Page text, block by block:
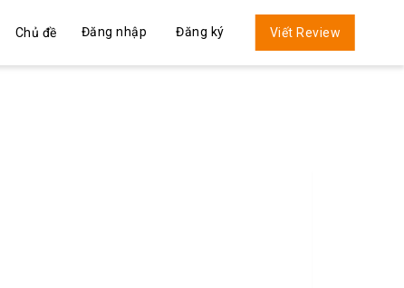
Chủ đề Đăng nhập Đăng ký Viết Review